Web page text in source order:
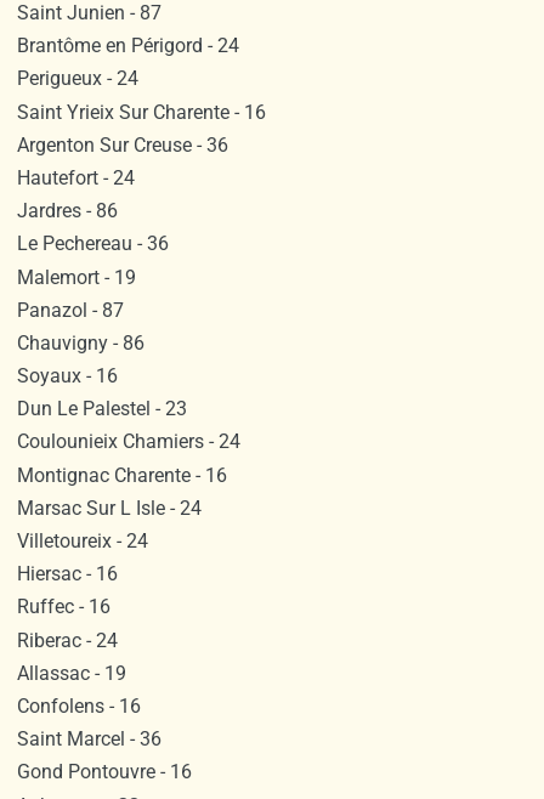
Saint Junien - 87
Brantôme en Périgord - 24
Perigueux - 24
Saint Yrieix Sur Charente - 16
Argenton Sur Creuse - 36
Hautefort - 24
Jardres - 86
Le Pechereau - 36
Malemort - 19
Panazol - 87
Chauvigny - 86
Soyaux - 16
Dun Le Palestel - 23
Coulounieix Chamiers - 24
Montignac Charente - 16
Marsac Sur L Isle - 24
Villetoureix - 24
Hiersac - 16
Ruffec - 16
Riberac - 24
Allassac - 19
Confolens - 16
Saint Marcel - 36
Gond Pontouvre - 16